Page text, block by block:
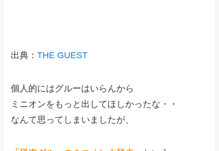
出典：THE GUEST
個人的にはグルーはいらんから
ミニオンをもっと出してほしかったな・・
なんて思ってしまいましたが、